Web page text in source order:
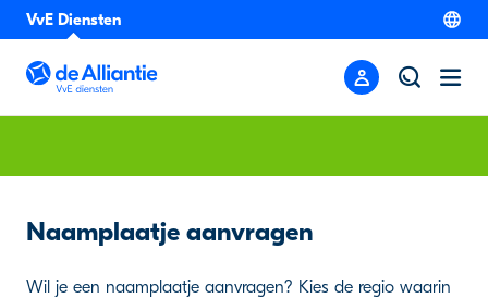
VvE Diensten
Naamplaatje aanvragen
Wil je een naamplaatje aanvragen? Kies de regio waarin